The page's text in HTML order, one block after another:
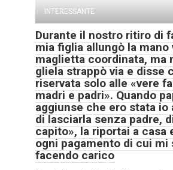
INTERESSANTE
Durante il nostro ritiro di
mia figlia allungò la mano
maglietta coordinata, ma
gliela strappò via e disse
riservata solo alle «vere
madri e padri». Quando
aggiunse che ero stata io
di lasciarla senza padre,
capito», la riportai a casa
ogni pagamento di cui mi
facendo carico